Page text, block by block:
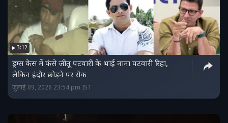
3:12
ड्रग्स केस में फंसे जीतू पटवारी के भाई नाना पटवारी रिहा,
लेकिन इंदौर छोड़ने पर रोक
जुलाई 09, 2026 23:54 pm IST